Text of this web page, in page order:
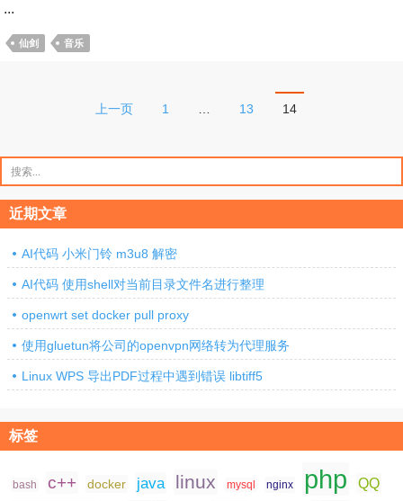
...
仙剑 音乐
分
页
上一页 1 13 14
索：
近期文章
AI代码 小米门铃 m3u8 解密
AI代码 使用shell对当前目录文件名进行整理
openwrt set docker pull proxy
使用gluetun将公司的openvpn网络转为代理服务
Linux WPS 导出PDF过程中遇到错误 libtiff5
标签
bash c++ docker java linux mysql nginx php QQ